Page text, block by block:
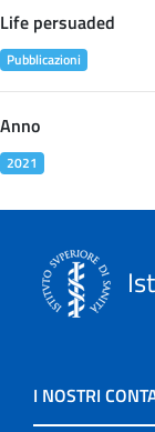
Life persuaded
Pubblicazioni
Anno
2021
I NOSTRI